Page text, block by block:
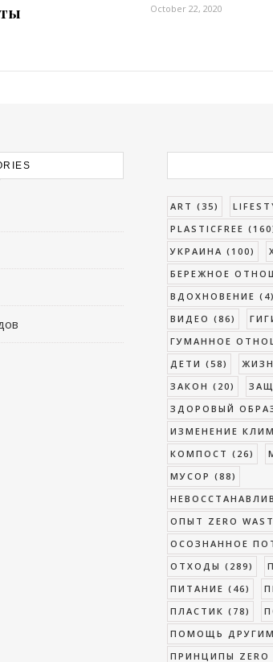
October 22, 2020
ART (35)
PLASTICFREE
УКРАИНА (100)
БЕРЕЖНОЕ
ВДОХНОВЕНИЕ (4)
ВИДЕО (86)
ГУМАННОЕ
ДЕТИ (58)
ЗАКОН (20)
ЗДОРОВЫЙ
ИЗМЕНЕНИЕ
КОМПОСТ (26)
МУСОР (88)
ОПЫТ ZERO
ОСОЗНАННОЕ
ОТХОДЫ (289)
ПИТАНИЕ (46)
ПЛАСТИК (78)
ПОМОЩЬ ДРУГИМ
ПРИНЦИПЫ ZERO